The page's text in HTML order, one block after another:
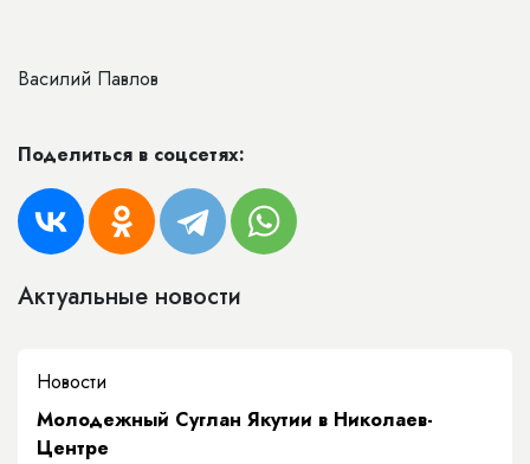
Василий Павлов
Поделиться в соцсетях:
Актуальные новости
Новости
Молодежный Суглан Якутии в Николаев-
Центре